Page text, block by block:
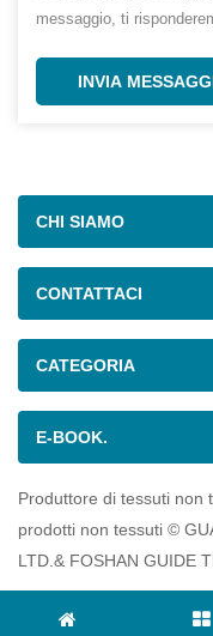
messaggio, ti
INVIA
CHI SIAMO
CONTATTACI
CATEGORIA
E-BOOK.
Produttore di tessuti non
prodotti non tessuti ©
LTD.& FOSHAN GUIDE